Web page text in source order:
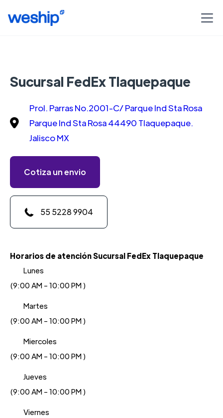
Sucursal FedEx Tlaquepaque
Prol. Parras No.2001-C/ Parque Ind Sta Rosa
Parque Ind Sta Rosa 44490 Tlaquepaque.
Jalisco MX
Cotiza un envio
55 5228 9904
Horarios de atención Sucursal FedEx Tlaquepaque
Lunes
(9:00 AM - 10:00 PM )
Martes
(9:00 AM - 10:00 PM )
Miercoles
(9:00 AM - 10:00 PM )
Jueves
(9:00 AM - 10:00 PM )
Viernes